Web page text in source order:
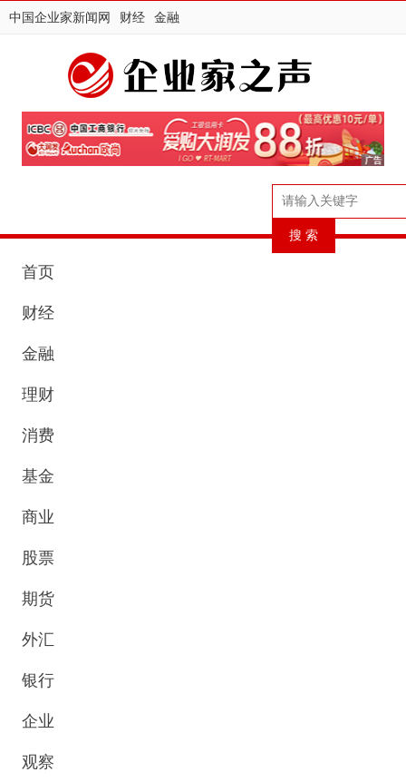
中国企业家新闻网 财经 金融
首页
财经
金融
理财
消费
基金
商业
股票
期货
外汇
银行
企业
观察